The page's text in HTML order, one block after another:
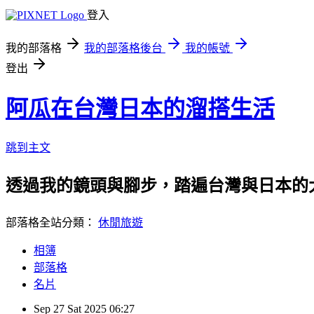
登入
我的部落格 我的部落格後台
我的帳號
登出
阿瓜在台灣日本的溜搭生活
跳到主文
透過我的鏡頭與腳步，踏遍台灣與日本的
部落格全站分類： 休閒旅遊
相簿
部落格
名片
Sep 27 Sat 2025 06:27